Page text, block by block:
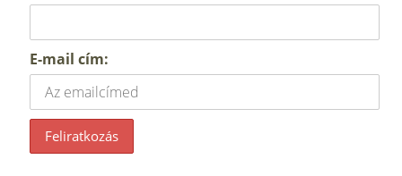
E-mail cím: